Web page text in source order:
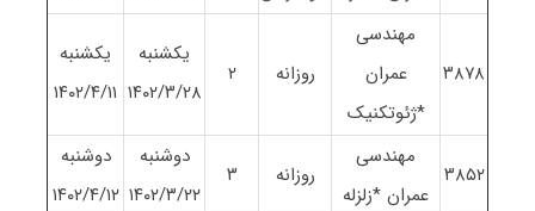
٣٨٧٨
مهندسی
عمران
*ژئوتکنیک
روزانه ٢
یکشنبه
١۴٠٢/٣/٢٨
یکشنبه
١۴٠٢/۴/١١
٣٨۵٢
مهندسی
عمران *زلزله
روزانه ٣
دوشنبه
١۴٠٢/٣/٢٢
دوشنبه
١۴٠٢/۴/١٢